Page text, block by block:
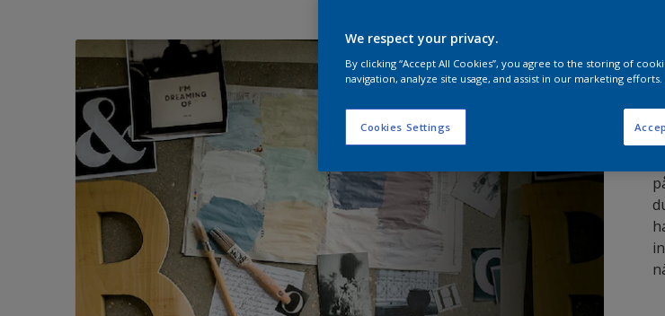
We respect your privacy.
By clicking “Accept All Cookies”, you agree to the storing of
navigation, analyze site usage, and assist in our marketing efforts.
Cookies Settings